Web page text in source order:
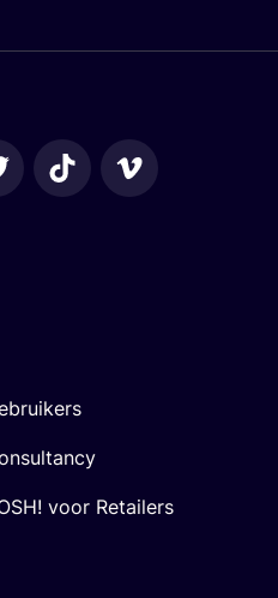
voor Retailers